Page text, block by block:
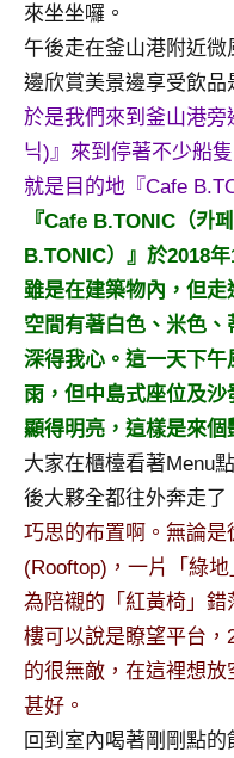
各
發
表
會
及
活
動
主
持、
學
校
企
業
講
座、
落
客
及
旅
遊
誌
專
欄、
觀
來坐坐囉。
午後走在釜山港附近
邊欣賞美景邊享受飲品
於是我們來到釜山港旁
닉)』來到停著不少船
就是目的地『Cafe
『Cafe B.TONIC（카
B.TONIC）』於2018
雖是在建築物內，但
空間有著白色、米色
深得我心。這一天下
雨，但中島式座位及
顯得明亮，這樣是來個
大家在櫃檯看著Menu
後大夥全都往外奔走了
巧思的布置啊。無論
(Rooftop)，一片「綠
為陪襯的「紅黃椅」
樓可以說是瞭望平台
的很無敵，在這裡想
甚好。
回到室內喝著剛剛點